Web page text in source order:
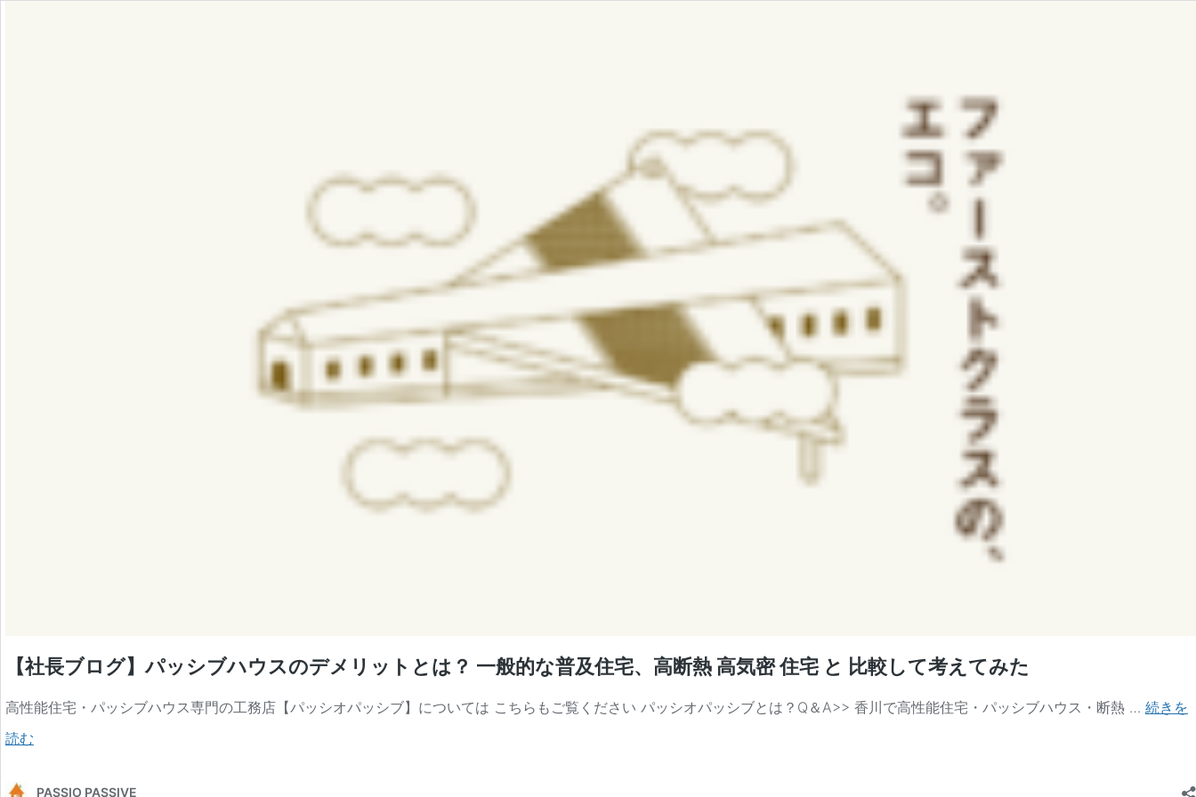
【社長ブログ】パッシブハウスのデメリットとは？ 一般的な普及住宅、高断熱 高気密 住宅 と 比較して考えてみた
高性能住宅・パッシブハウス専門の工務店【パッシオパッシブ】については こちらもご覧ください パッシオパッシブとは？Q＆A>> 香川で高性能住宅・パッシブハウス・断熱 … 続きを
読む
PASSIO PASSIVE